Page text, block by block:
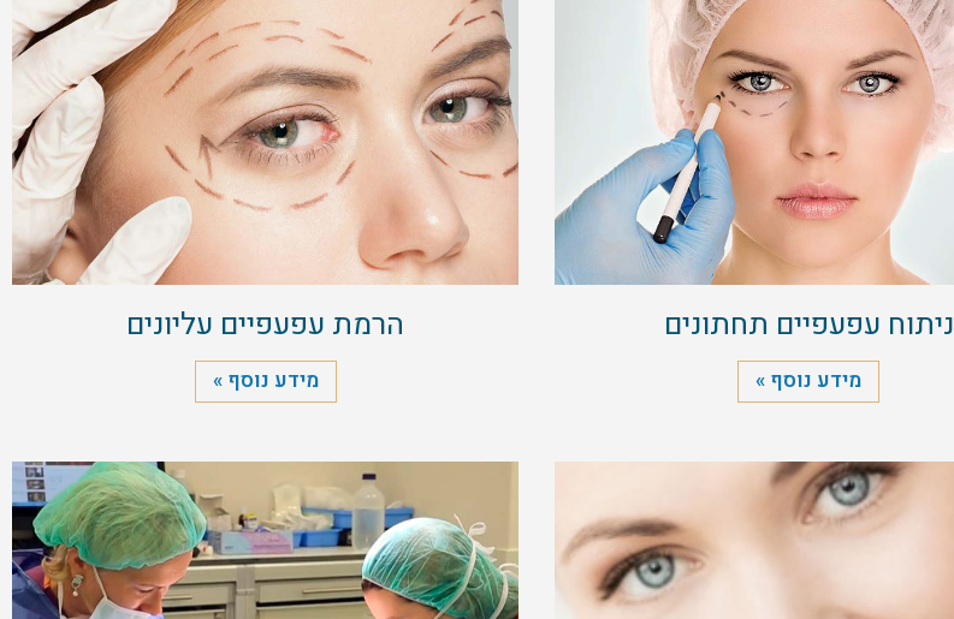
ניתוח עפעפיים תחתונים
מידע נוסף »
הרמת עפעפיים עליונים
מידע נוסף »